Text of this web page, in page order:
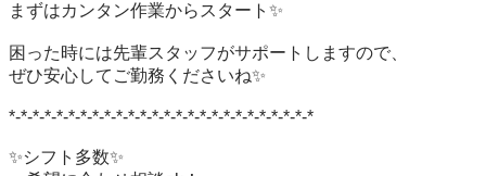
まずはカンタン作業からスタート✨
困った時には先輩スタッフがサポートしますので、
ぜひ安心してご勤務くださいね✨
*-*-*-*-*-*-*-*-*-*-*-*-*-*-*-*-*-*-*-*-*-*-*-*-*-*
✨シフト多数✨